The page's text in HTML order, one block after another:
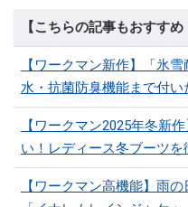
【こちらの記事もおすすめ
【ワークマン新作】「氷
水・抗菌防臭機能まで付い
【ワークマン2025年冬新
い！レディース冬ブーツを
【ワークマン高機能】雨